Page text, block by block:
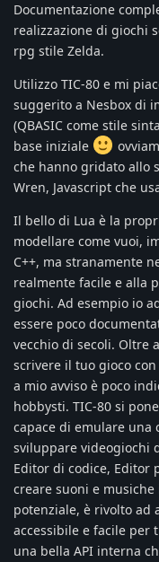
Documentazione
realizzazione di giochi
rpg stile Zelda.
Utilizzo TIC-80 e mi
suggerito a Nesbox di
(QBASIC come stile
base iniziale
che hanno gridato allo
Wren, Javascript che
Il bello di Lua è la
modellare come vuoi,
C++, ma stranamente
realmente facile e alla
giochi. Ad esempio io
essere poco
vecchio di secoli. Oltre
scrivere il tuo gioco
a mio avviso è poco
hobbysti. TIC-80 si
capace di emulare una
sviluppare videogiochi
Editor di codice, Editor
creare suoni e
potenziale, è rivolto ad
accessibile e facile per
una bella API interna